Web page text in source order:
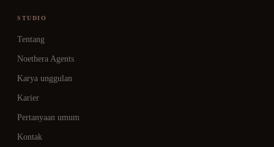
STUDIO
Tentang
Noethera Agents
Karya unggulan
Karier
Pertanyaan umum
Kontak